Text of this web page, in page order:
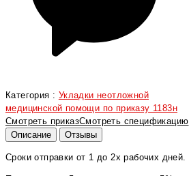
Категория : Укладки неотложной
медицинской помощи по приказу 1183н
Смотреть приказСмотреть спецификацию
Описание
Отзывы
Сроки отправки от 1 до 2х рабочих дней.